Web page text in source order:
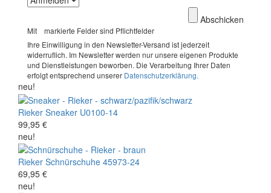
Abschicken
Mit
markierte Felder sind Pflichtfelder
Ihre Einwilligung in den Newsletter-Versand ist jederzeit
widerruflich. Im Newsletter werden nur unsere eigenen Produkte
und Dienstleistungen beworben. Die Verarbeitung Ihrer Daten
erfolgt entsprechend unserer Datenschutzerklärung.
neu!
Rieker Sneaker U0100-14
99,95 €
neu!
Rieker Schnürschuhe 45973-24
69,95 €
neu!